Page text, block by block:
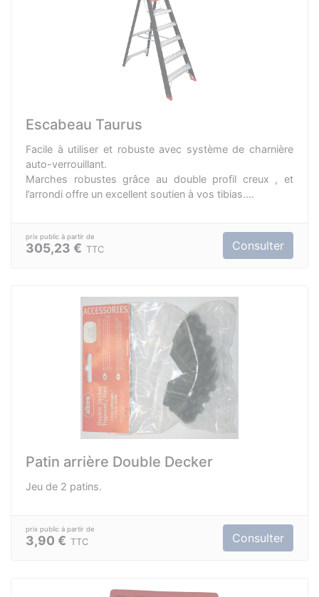
Escabeau Taurus
Facile à utiliser et robuste avec système de charnière
auto-verrouillant.
Marches robustes grâce au double profil creux , et
l’arrondi offre un excellent soutien à vos tibias.
4 hauteurs de plateforme : 0.95 m, 1.20 m, 1.40 m et
1.65 m.
305,23 € TTC Consulter
Patin arrière Double Decker
Jeu de 2 patins.
3,90 € TTC Consulter